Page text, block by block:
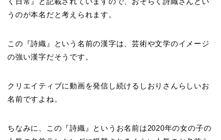
うのが本名だと考えられます。
この『詩織』という名前の漢字は、芸術や文学のイメージ
の強い漢字だそうです。
クリエイティブに動画を発信し続けるしおりさんらしいお
名前ですよね。
ちなみに、この『詩織』というお名前は2020年の女の子の